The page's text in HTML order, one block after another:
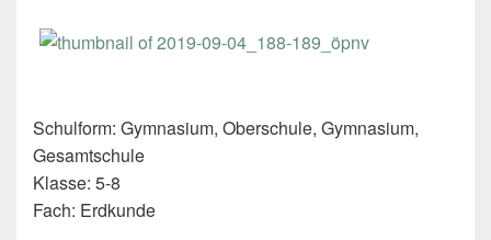
Schulform: Gymnasium, Oberschule, Gymnasium,
Gesamtschule
Klasse: 5-8
Fach: Erdkunde